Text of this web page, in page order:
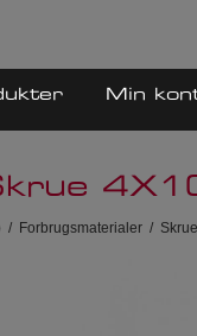
Min
/ Forbrugsmaterialer /